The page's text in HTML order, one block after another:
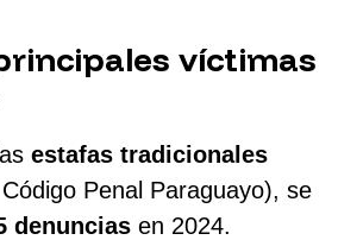
víctimas
estafas tradicionales
Penal Paraguayo), se
denuncias en 2024.